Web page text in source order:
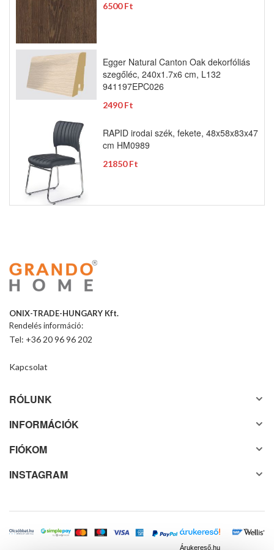
6500 Ft
Egger Natural Canton Oak dekorfóliás
szegőléc, 240x1.7x6 cm, L132
941197EPC026
2490 Ft
RAPID irodai szék, fekete, 48x58x83x47
cm HM0989
21850 Ft
ONIX-TRADE-HUNGARY Kft.
Rendelés információ:
Tel: +36 20 96 96 202
Kapcsolat
RÓLUNK
INFORMÁCIÓK
FIÓKOM
INSTAGRAM
Árukereső.hu